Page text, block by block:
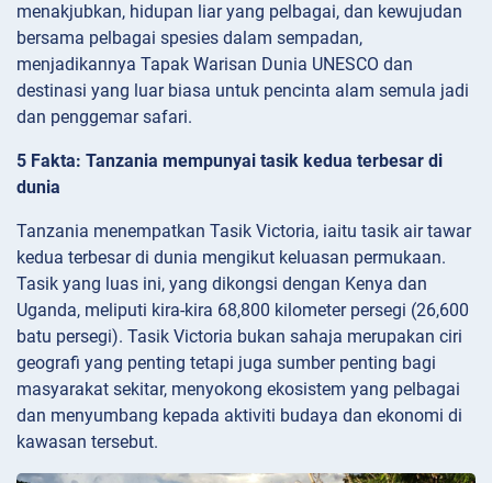
menakjubkan, hidupan liar yang pelbagai, dan kewujudan
bersama pelbagai spesies dalam sempadan,
menjadikannya Tapak Warisan Dunia UNESCO dan
destinasi yang luar biasa untuk pencinta alam semula jadi
dan penggemar safari.
5 Fakta: Tanzania mempunyai tasik kedua terbesar di
dunia
Tanzania menempatkan Tasik Victoria, iaitu tasik air tawar
kedua terbesar di dunia mengikut keluasan permukaan.
Tasik yang luas ini, yang dikongsi dengan Kenya dan
Uganda, meliputi kira-kira 68,800 kilometer persegi (26,600
batu persegi). Tasik Victoria bukan sahaja merupakan ciri
geografi yang penting tetapi juga sumber penting bagi
masyarakat sekitar, menyokong ekosistem yang pelbagai
dan menyumbang kepada aktiviti budaya dan ekonomi di
kawasan tersebut.